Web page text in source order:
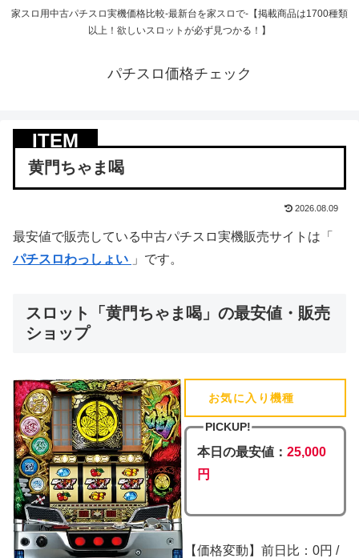
家スロ用中古パチスロ実機価格比較-最新台を家スロで-【掲載商品は1700種類
以上！欲しいスロットが必ず見つかる！】
パチスロ価格チェック
黄門ちゃま喝
2026.08.09
最安値で販売している中古パチスロ実機販売サイトは「
パチスロわっしょい 」です。
スロット「黄門ちゃま喝」の最安値・販売
ショップ
お気に入り機種
PICKUP!
本日の最安値： 25,000
円
【価格変動】前日比：0円 /